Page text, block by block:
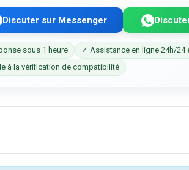
Discuter sur Messenger
sous 1 heure
✓ Assistance en ligne 24h/24
à la vérification de compatibilité